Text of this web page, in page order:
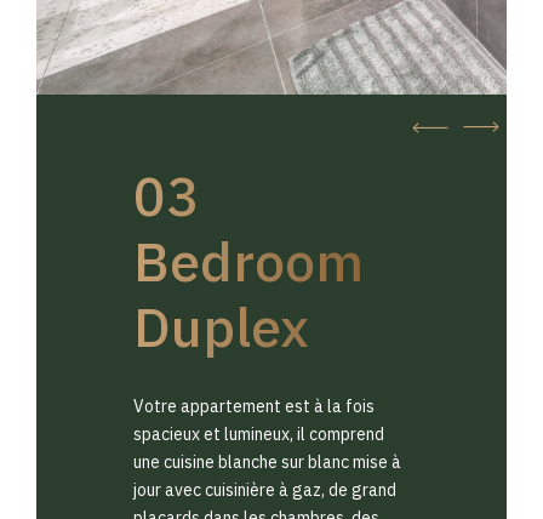
03
Bedroom
Duplex
Votre appartement est à la fois
spacieux et lumineux, il comprend
une cuisine blanche sur blanc mise à
jour avec cuisinière à gaz, de grand